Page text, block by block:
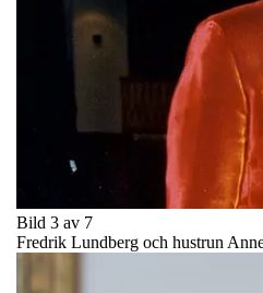
Bild 3 av 7
Fredrik Lundberg och hustrun